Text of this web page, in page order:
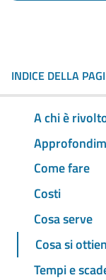
INDICE DELLA
A chi è
Come fare
Costi
Cosa serve
Cosa si
Tempi e